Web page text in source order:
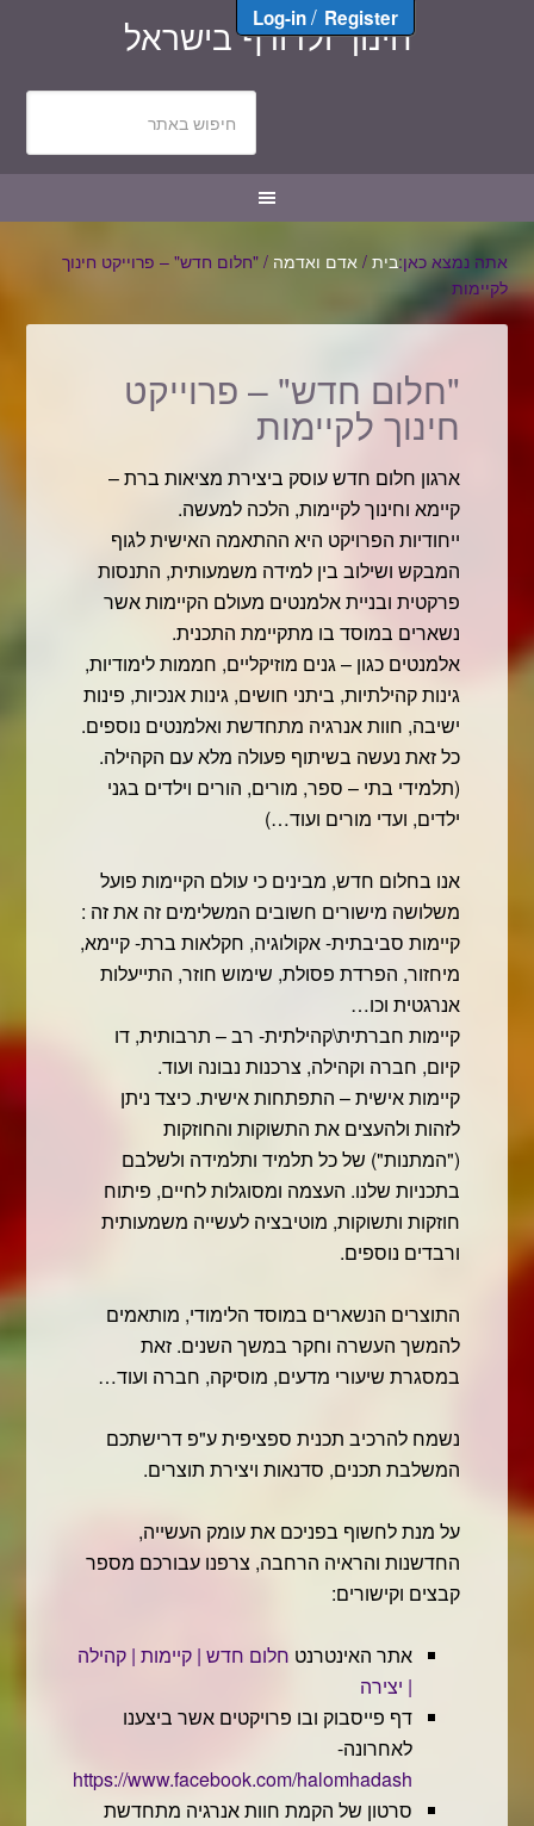
Log-in/ Register
חינוך ולדורף בישראל
אתה נמצא כאן:בית / אדם ואדמה / "חלום חדש" – פרוייקט חינוך
לקיימות
"חלום חדש" – פרוייקט
חינוך לקיימות
ארגון חלום חדש עוסק ביצירת מציאות ברת –
קיימא וחינוך לקיימות, הלכה למעשה.
ייחודיות הפרויקט היא ההתאמה האישית לגוף
המבקש ושילוב בין למידה משמעותית, התנסות
פרקטית ובניית אלמנטים מעולם הקיימות אשר
נשארים במוסד בו מתקיימת התכנית.
אלמנטים כגון – גנים מוזיקליים, חממות לימודיות,
גינות קהילתיות, ביתני חושים, גינות אנכיות, פינות
ישיבה, חוות אנרגיה מתחדשת ואלמנטים נוספים.
כל זאת נעשה בשיתוף פעולה מלא עם הקהילה.
(תלמידי בתי – ספר, מורים, הורים וילדים בגני
ילדים, ועדי מורים ועוד…)
אנו בחלום חדש, מבינים כי עולם הקיימות פועל
משלושה מישורים חשובים המשלימים זה את זה :
קיימות סביבתית- אקולוגיה, חקלאות ברת- קיימא,
מיחזור, הפרדת פסולת, שימוש חוזר, התייעלות
אנרגטית וכו…
קיימות חברתית\קהילתית- רב – תרבותית, דו
קיום, חברה וקהילה, צרכנות נבונה ועוד.
קיימות אישית – התפתחות אישית. כיצד ניתן
לזהות ולהעצים את התשוקות והחוזקות
("המתנות") של כל תלמיד ותלמידה ולשלבם
בתכניות שלנו. העצמה ומסוגלות לחיים, פיתוח
חוזקות ותשוקות, מוטיבציה לעשייה משמעותית
ורבדים נוספים.
התוצרים הנשארים במוסד הלימודי, מותאמים
להמשך העשרה וחקר במשך השנים. זאת
במסגרת שיעורי מדעים, מוסיקה, חברה ועוד…
נשמח להרכיב תכנית ספציפית ע"פ דרישתכם
המשלבת תכנים, סדנאות ויצירת תוצרים.
על מנת לחשוף בפניכם את עומק העשייה,
החדשנות והראיה הרחבה, צרפנו עבורכם מספר
קבצים וקישורים:
אתר האינטרנט חלום חדש | קיימות | קהילה
| יצירה
דף פייסבוק ובו פרויקטים אשר ביצענו
לאחרונה-
https://www.facebook.com/halomhadash
סרטון של הקמת חוות אנרגיה מתחדשת